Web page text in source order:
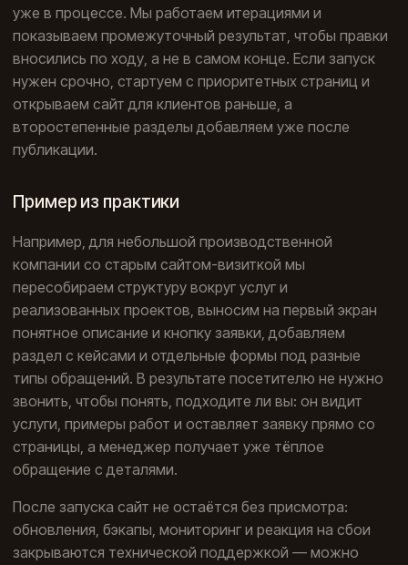
уже в процессе. Мы работаем итерациями и
показываем промежуточный результат, чтобы правки
вносились по ходу, а не в самом конце. Если запуск
нужен срочно, стартуем с приоритетных страниц и
открываем сайт для клиентов раньше, а
второстепенные разделы добавляем уже после
публикации.
Пример из практики
Например, для небольшой производственной
компании со старым сайтом-визиткой мы
пересобираем структуру вокруг услуг и
реализованных проектов, выносим на первый экран
понятное описание и кнопку заявки, добавляем
раздел с кейсами и отдельные формы под разные
типы обращений. В результате посетителю не нужно
звонить, чтобы понять, подходите ли вы: он видит
услуги, примеры работ и оставляет заявку прямо со
страницы, а менеджер получает уже тёплое
обращение с деталями.
После запуска сайт не остаётся без присмотра:
обновления, бэкапы, мониторинг и реакция на сбои
закрываются технической поддержкой — можно